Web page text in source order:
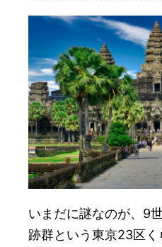
いまだに謎なのが、9
跡群という東京23区